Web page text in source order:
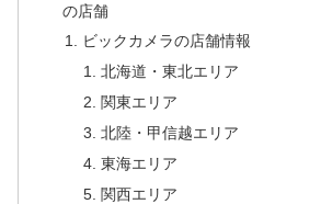
の店舗
ビックカメラの店舗情報
北海道・東北エリア
関東エリア
北陸・甲信越エリア
東海エリア
関西エリア